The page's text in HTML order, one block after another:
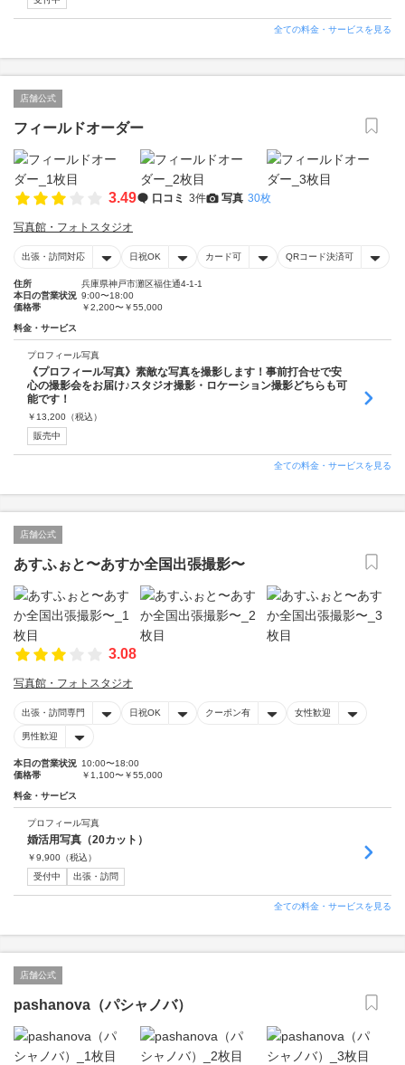
全ての料金・サービスを見る
店舗公式
フィールドオーダー
3.49 口コミ 3件 写真 30枚
写真館・フォトスタジオ
出張・訪問対応 日祝OK カード可 QRコード決済可
住所
兵庫県神戸市灘区福住通4-1-1
本日の営業状況 9:00〜18:00
価格帯
￥2,200〜￥55,000
料金・サービス
プロフィール写真
《プロフィール写真》素敵な写真を撮影します！事前打合せで安
心の撮影会をお届け♪スタジオ撮影・ロケーション撮影どちらも可
能です！
￥ 13,200 （税込）
販売中
全ての料金・サービスを見る
店舗公式
あすふぉと〜あすか全国出張撮影〜
3.08
写真館・フォトスタジオ
出張・訪問専門 日祝OK クーポン有 女性歓迎
男性歓迎
本日の営業状況 10:00〜18:00
価格帯
￥1,100〜￥55,000
料金・サービス
プロフィール写真
婚活用写真（20カット）
￥9,900 （税込）
受付中
出張・訪問
全ての料金・サービスを見る
店舗公式
pashanova（パシャノバ）